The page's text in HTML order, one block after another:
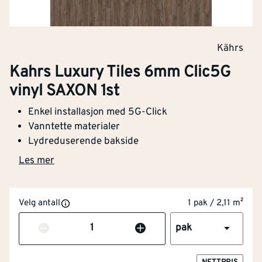
Kährs
Kahrs Luxury Tiles 6mm Clic5G
vinyl SAXON 1st
Enkel installasjon med 5G-Click
Vanntette materialer
Lydreduserende bakside
Les mer
Velg antall 1 pak / 2,11 m²
Antall pak